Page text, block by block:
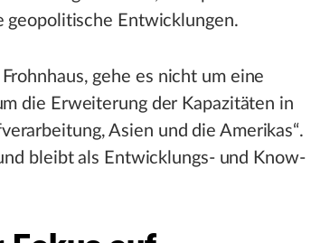
geopolitische Entwicklungen.
gehe es nicht um eine
die Erweiterung der Kapazitäten in
Asien und die Amerikas“.
bleibt als Entwicklungs- und Know-